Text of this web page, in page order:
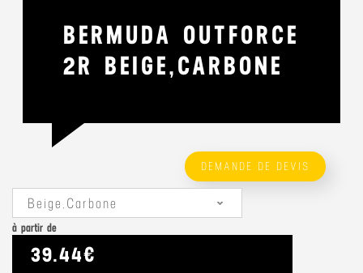
BERMUDA OUTFORCE
2R BEIGE,CARBONE
DEMANDE DE DEVIS
Beige,Carbone
à partir de
39.44€